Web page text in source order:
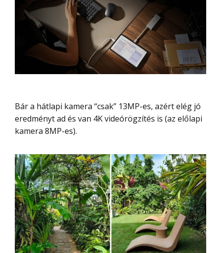
Bár a hátlapi kamera “csak” 13MP-es, azért elég jó
eredményt ad és van 4K videórögzítés is (az előlapi
kamera 8MP-es).